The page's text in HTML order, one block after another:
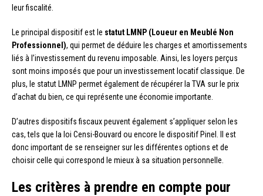
leur fiscalité.
Le principal dispositif est le statut LMNP (Loueur en Meublé Non
Professionnel), qui permet de déduire les charges et amortissements
liés à l’investissement du revenu imposable. Ainsi, les loyers perçus
sont moins imposés que pour un investissement locatif classique. De
plus, le statut LMNP permet également de récupérer la TVA sur le prix
d’achat du bien, ce qui représente une économie importante.
D’autres dispositifs fiscaux peuvent également s’appliquer selon les
cas, tels que la loi Censi-Bouvard ou encore le dispositif Pinel. Il est
donc important de se renseigner sur les différentes options et de
choisir celle qui correspond le mieux à sa situation personnelle.
Les critères à prendre en compte pour